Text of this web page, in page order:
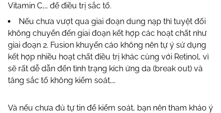
Vitamin C,… để điều trị sắc tố.
Nếu chưa vượt qua giai đoạn dung nạp thì tuyệt đối
không chuyển đến giai đoạn kết hợp các hoạt chất như
giai đoạn 2. Fusion khuyến cáo không nên tự ý sử dụng
kết hợp nhiều hoạt chất điều trị khác cùng với Retinol, vì
sẽ rất dễ dẫn đến tình trạng kích ứng da (break out) và
tăng sắc tố không kiểm soát,…
Và nếu chưa đủ tự tin để kiểm soát, bạn nên tham khảo ý